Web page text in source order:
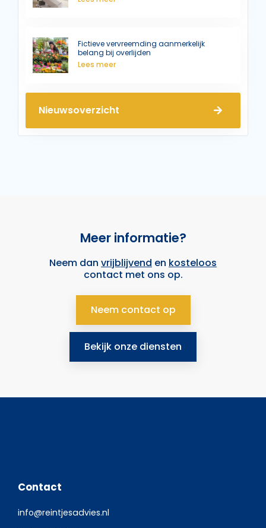
Fictieve vervreemding aanmerkelijk
belang bij overlijden
Lees meer
Nieuwsoverzicht
Meer informatie?
Neem dan vrijblijvend en kosteloos
contact met ons op.
Neem contact op
Bekijk onze diensten
Contact
info@reintjesadvies.nl